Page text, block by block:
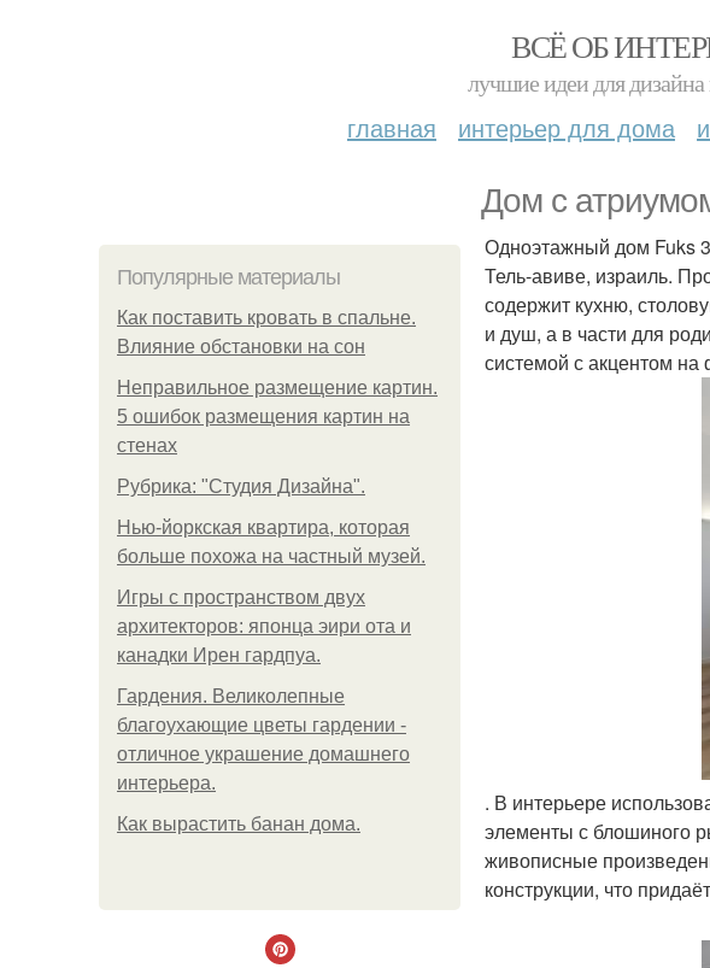
ВСЁ ОБ
лучшие идеи для дизайна
главная интерьер для дома
Дом с
Популярные материалы
Как поставить кровать в спальне.
Влияние обстановки на сон
Неправильное размещение картин.
5 ошибок размещения картин на
стенах
Рубрика: "Студия Дизайна".
Нью-йоркская квартира, которая
больше похожа на частный музей.
Игры с пространством двух
архитекторов: японца эири ота и
канадки Ирен гардпуа.
Гардения. Великолепные
благоухающие цветы гардении -
отличное украшение домашнего
интерьера.
Как вырастить банан дома.
Одноэтажный дом Fuks
Тель-авиве, израиль.
содержит кухню,
и душ, а в части для
системой с акцентом
. В интерьере
элементы с блошиного
живописные
конструкции, что